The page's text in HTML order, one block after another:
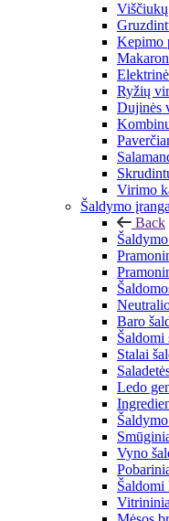
Kepimo
Ryžių
Dujinės
Virimo
Šaldymo įranga
Back
Baro
Šaldomi
Stalai
Ledo
Vyno
Šaldomi